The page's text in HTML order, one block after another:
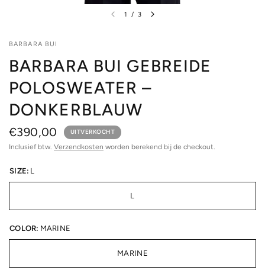
1 / 3
BARBARA BUI
BARBARA BUI GEBREIDE
POLOSWEATER –
DONKERBLAUW
€390,00 UITVERKOCHT
Inclusief btw. Verzendkosten worden berekend bij de checkout.
SIZE: L
L
COLOR: MARINE
MARINE